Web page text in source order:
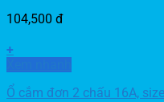
104,500 đ
+
Ổ cắm đơn 2 chấu 16A,